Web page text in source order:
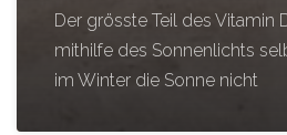
Der grösste Teil des Vitamin
mithilfe des Sonnenlichts
im Winter die Sonne nicht